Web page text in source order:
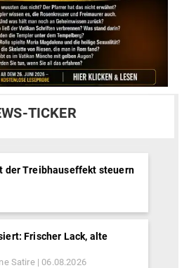
TICKER
der Treibhauseffekt steuern
Frischer Lack, alte
Satire 06.08.2026